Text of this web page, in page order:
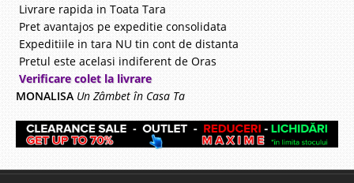
Livrare rapida in Toata Tara
Pret avantajos pe expeditie consolidata
Expeditiile in tara NU tin cont de distanta
Pretul este acelasi indiferent de Oras
Verificare colet la livrare
MONALISA Un Zâmbet în Casa Ta